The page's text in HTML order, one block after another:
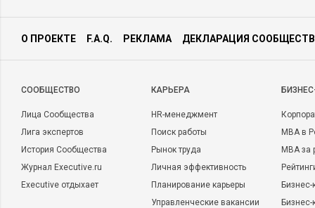
О ПРОЕКТЕ F.A.Q. РЕКЛАМА ДЕКЛАРАЦИЯ
CООБЩЕСТВО
Лица Сообщества
Лига экспертов
История Сообщества
Журнал Executive.ru
Executive отдыхает
КАРЬЕРА
HR-менеджмент
Поиск работы
Рынок труда
Личная эффективность
Планирование карьеры
Управленческие вакансии
MBA в
MBA
Бизнес-